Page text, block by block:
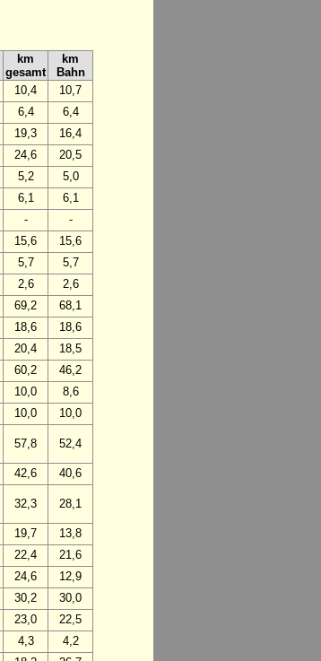
km
gesamt
km
Bahn
10,4
10,7
6,4
6,4
19,3
16,4
24,6
20,5
5,2
5,0
6,1
6,1
-
-
15,6
15,6
5,7
5,7
2,6
2,6
69,2
68,1
18,6
18,6
20,4
18,5
60,2
46,2
10,0
8,6
10,0
10,0
57,8 52,4
42,6
40,6
32,3 28,1
19,7
13,8
22,4
21,6
24,6
12,9
30,2
30,0
23,0
22,5
4,3
4,2